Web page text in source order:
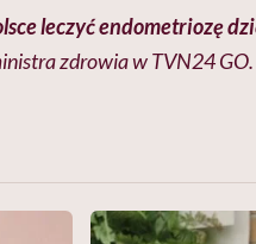
leczyć endometriozę
zdrowia w TVN24 GO.